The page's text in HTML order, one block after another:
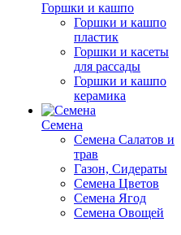
Горшки и кашпо
Горшки и кашпо
пластик
Горшки и касеты
для рассады
Горшки и кашпо
керамика
Семена
Семена Салатов и
трав
Газон, Сидераты
Семена Цветов
Семена Ягод
Семена Овощей